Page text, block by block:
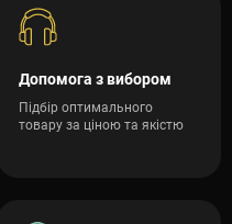
Допомога з вибором
Підбір оптимального
товару за ціною та якістю